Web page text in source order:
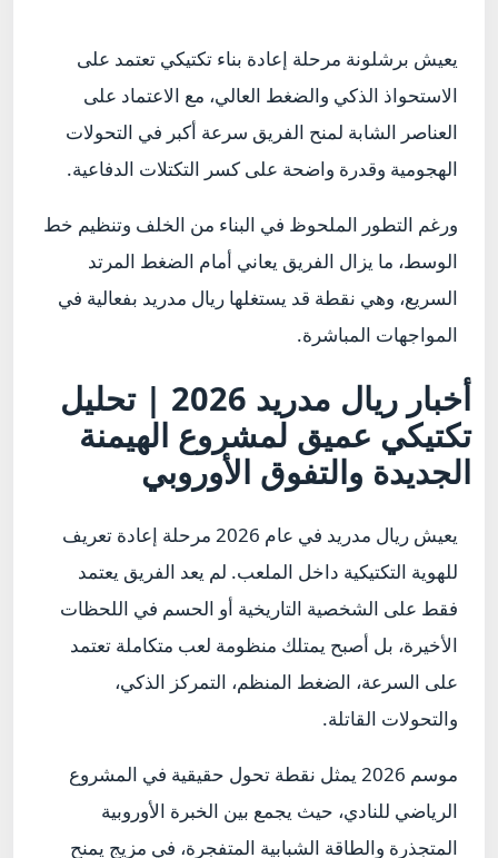
يعيش برشلونة مرحلة إعادة بناء تكتيكي تعتمد على
الاستحواذ الذكي والضغط العالي، مع الاعتماد على
العناصر الشابة لمنح الفريق سرعة أكبر في التحولات
الهجومية وقدرة واضحة على كسر التكتلات الدفاعية.
ورغم التطور الملحوظ في البناء من الخلف وتنظيم خط
الوسط، ما يزال الفريق يعاني أمام الضغط المرتد
السريع، وهي نقطة قد يستغلها ريال مدريد بفعالية في
المواجهات المباشرة.
أخبار ريال مدريد 2026 | تحليل
تكتيكي عميق لمشروع الهيمنة
الجديدة والتفوق الأوروبي
يعيش ريال مدريد
في عام 2026 مرحلة إعادة تعريف
للهوية التكتيكية داخل الملعب. لم يعد الفريق يعتمد
فقط على الشخصية التاريخية أو الحسم في اللحظات
الأخيرة، بل أصبح يمتلك منظومة لعب متكاملة تعتمد
على السرعة، الضغط المنظم، التمركز الذكي،
والتحولات القاتلة.
موسم 2026 يمثل نقطة تحول حقيقية في المشروع
الرياضي للنادي، حيث يجمع بين الخبرة الأوروبية
المتجذرة والطاقة الشبابية المتفجرة، في مزيج يمنح